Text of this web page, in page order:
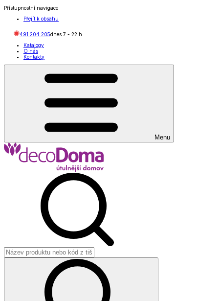
Přístupnostní navigace
Přejít k obsahu
491 204 205dnes 7 - 22 h
Katalogy
O nás
Kontakty
Menu